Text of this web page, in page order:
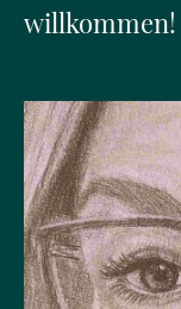
willkommen!